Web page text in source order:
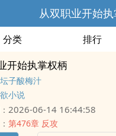
从双职业开始
分类 排行
开始执掌权柄
子酸梅汁
小说
2026-06-14 16:44:58
第476章 反攻